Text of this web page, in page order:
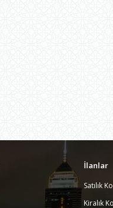
İlanlar
Satılık
Kiralık